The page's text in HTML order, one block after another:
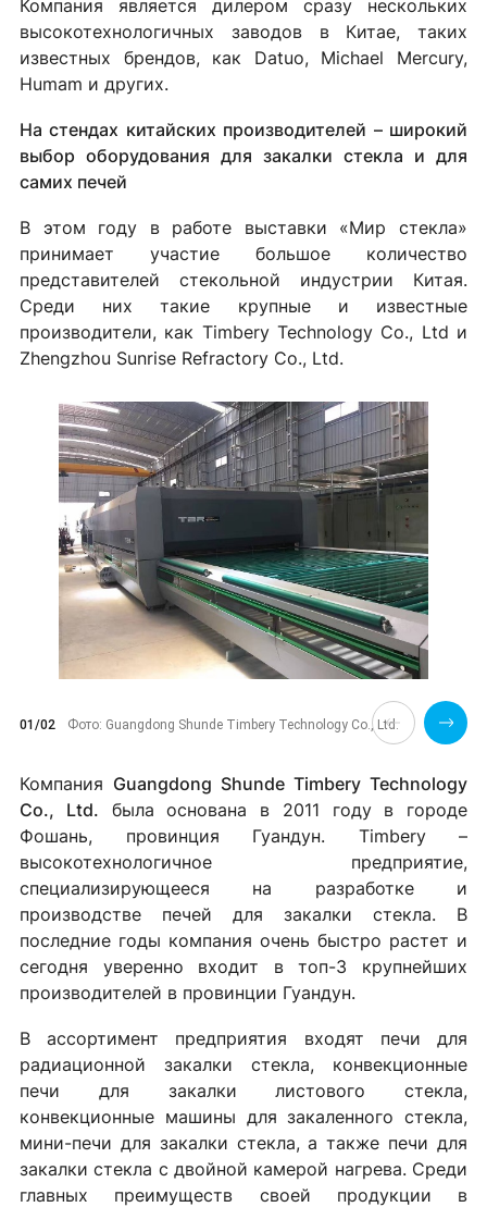
Компания является дилером сразу нескольких
высокотехнологичных заводов в Китае, таких
известных брендов, как Datuo, Michael Mercury,
Humam и других.
На стендах китайских производителей – широкий
выбор оборудования для закалки стекла и для
самих печей
В этом году в работе выставки «Мир стекла»
принимает участие большое количество
представителей стекольной индустрии Китая.
Среди них такие крупные и известные
производители, как Timbery Technology Co., Ltd и
Zhengzhou Sunrise Refractory Co., Ltd.
01/02 Фото: Guangdong Shunde Timbery Technology Co., Ltd.
Компания Guangdong Shunde Timbery Technology
Co., Ltd. была основана в 2011 году в городе
Фошань, провинция Гуандун. Timbery –
высокотехнологичное предприятие,
специализирующееся на разработке и
производстве печей для закалки стекла. В
последние годы компания очень быстро растет и
сегодня уверенно входит в топ-3 крупнейших
производителей в провинции Гуандун.
В ассортимент предприятия входят печи для
радиационной закалки стекла, конвекционные
печи для закалки листового стекла,
конвекционные машины для закаленного стекла,
мини-печи для закалки стекла, а также печи для
закалки стекла с двойной камерой нагрева. Среди
главных преимуществ своей продукции в